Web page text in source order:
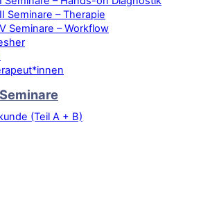
Seminare – Therapie
Seminare – Workflow
(Teil A + B)